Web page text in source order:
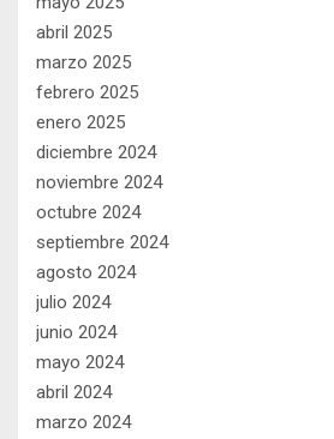
abril 2025
marzo 2025
febrero 2025
enero 2025
diciembre 2024
noviembre 2024
octubre 2024
septiembre 2024
agosto 2024
julio 2024
junio 2024
mayo 2024
abril 2024
marzo 2024